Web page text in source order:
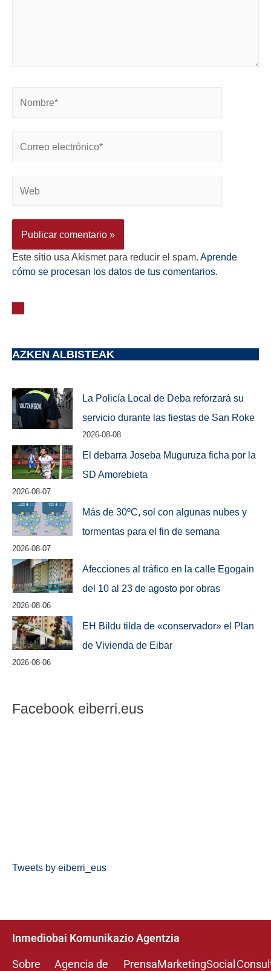
Este sitio usa Akismet para reducir el spam. Aprende
cómo se procesan los datos de tus comentarios.
AZKEN ALBISTEAK
La Policía Local de Deba reforzará su
servicio durante las fiestas de San Roke
2026-08-08
El debarra Joseba Muguruza ficha por la
SD Amorebieta
2026-08-07
Más de 30ºC, sol con algunas nubes y
tormentas para el fin de semana
2026-08-07
Afecciones al tráfico en la calle Egogain
del 10 al 23 de agosto por obras
2026-08-06
EH Bildu tilda de «conservador» el Plan
de Vivienda de Eibar
2026-08-06
Facebook eiberri.eus
Tweets by eiberri_eus
Inmediobai Komunikazio Agentzia
Sobre
Agencia de
PrensaMarketingSocial